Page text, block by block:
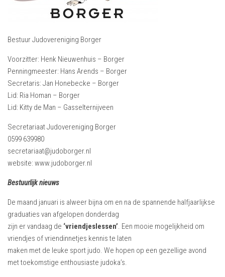
Bestuur Judovereniging Borger
Voorzitter: Henk Nieuwenhuis – Borger
Penningmeester: Hans Arends – Borger
Secretaris: Jan Honebecke – Borger
Lid: Ria Homan – Borger
Lid: Kitty de Man – Gasselternijveen
Secretariaat Judovereniging Borger
0599 639980
secretariaat@judoborger.nl
website: www.judoborger.nl
Bestuurlijk nieuws
De maand januari is alweer bijna om en na de spannende halfjaarlijkse
graduaties van afgelopen donderdag
zijn er vandaag de ‘vriendjeslessen’. Een mooie mogelijkheid om
vriendjes of vriendinnetjes kennis te laten
maken met de leuke sport judo. We hopen op een gezellige avond
met toekomstige enthousiaste judoka’s.